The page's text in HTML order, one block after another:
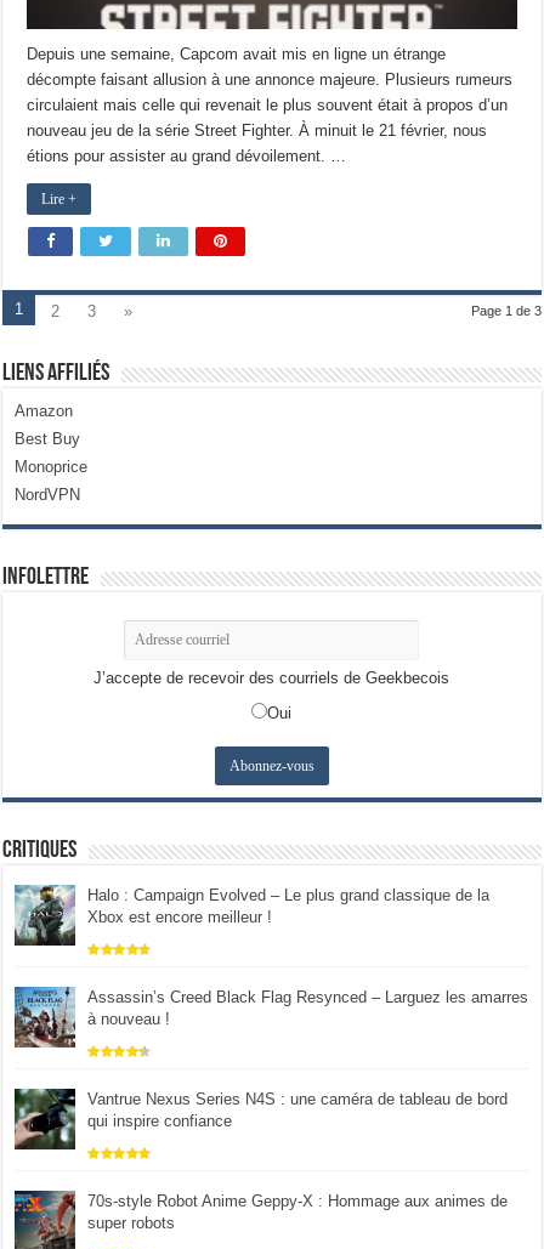
Depuis une semaine, Capcom avait mis en ligne un étrange
décompte faisant allusion à une annonce majeure. Plusieurs rumeurs
circulaient mais celle qui revenait le plus souvent était à propos d’un
nouveau jeu de la série Street Fighter. À minuit le 21 février, nous
étions pour assister au grand dévoilement. …
Lire +
Page 1 de 3
1 2 3 »
Liens Affiliés
Amazon
Best Buy
Monoprice
NordVPN
Infolettre
J’accepte de recevoir des courriels de Geekbecois
Oui
Critiques
Halo : Campaign Evolved – Le plus grand classique de la
Xbox est encore meilleur !
Assassin’s Creed Black Flag Resynced – Larguez les amarres
à nouveau !
Vantrue Nexus Series N4S : une caméra de tableau de bord
qui inspire confiance
70s-style Robot Anime Geppy-X : Hommage aux animes de
super robots